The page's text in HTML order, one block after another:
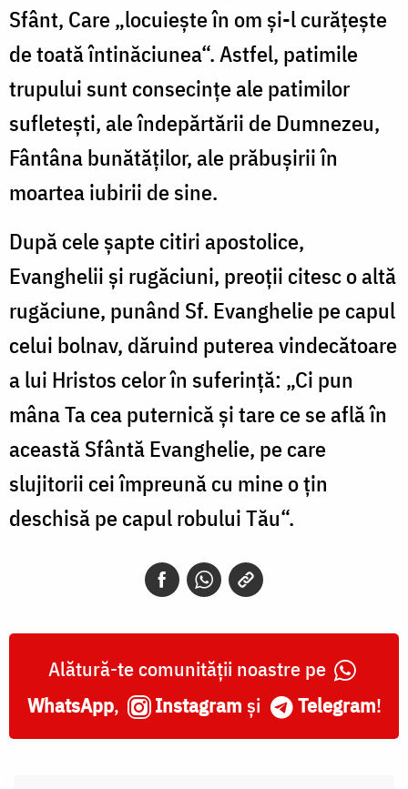
Sfânt, Care „locuieşte în om şi-l curăţeşte
de toată întinăciunea“. Astfel, patimile
trupului sunt consecinţe ale patimilor
sufleteşti, ale îndepărtării de Dumnezeu,
Fântâna bunătăţilor, ale prăbuşirii în
moartea iubirii de sine.
După cele şapte citiri apostolice,
Evanghelii şi rugăciuni, preoţii citesc o altă
rugăciune, punând Sf. Evanghelie pe capul
celui bolnav, dăruind puterea vindecătoare
a lui Hristos celor în suferinţă: „Ci pun
mâna Ta cea puternică şi tare ce se află în
această Sfântă Evanghelie, pe care
slujitorii cei împreună cu mine o ţin
deschisă pe capul robului Tău“.
Alătură-te comunității noastre pe
WhatsApp, Instagram și Telegram!